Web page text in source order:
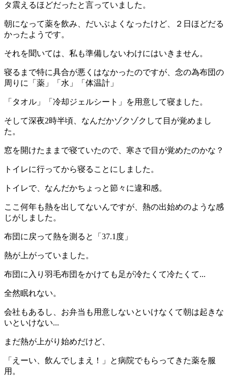
タ震えるほどだったと言っていました。
朝になって薬を飲み、だいぶよくなったけど、２日ほどだる
かったようです。
それを聞いては、私も準備しないわけにはいきません。
寝るまで特に具合が悪くはなかったのですが、念の為布団の
周りに「薬」「水」「体温計」
「タオル」「冷却ジェルシート」を用意して寝ました。
そして深夜2時半頃、なんだかゾクゾクして目が覚めまし
た。
窓を開けたままで寝ていたので、寒さで目が覚めたのかな？
トイレに行ってから寝ることにしました。
トイレで、なんだかちょっと節々に違和感。
ここ何年も熱を出してないんですが、熱の出始めのような感
じがしました。
布団に戻って熱を測ると「37.1度」
熱が上がっていました。
布団に入り羽毛布団をかけても足が冷たくて冷たくて...
全然眠れない。
会社もあるし、お弁当も用意しないといけなくて朝は起きな
いといけない...
まだ熱が上がり始めだけど、
「えーい、飲んでしまえ！」と病院でもらってきた薬を服
用。